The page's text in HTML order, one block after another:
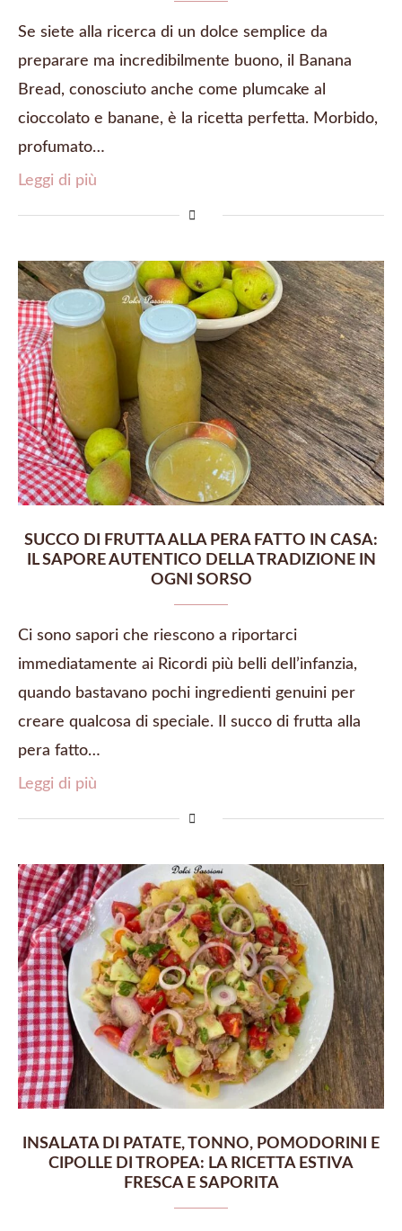
Se siete alla ricerca di un dolce semplice da
preparare ma incredibilmente buono, il Banana
Bread, conosciuto anche come plumcake al
cioccolato e banane, è la ricetta perfetta. Morbido,
profumato…
Leggi di più
SUCCO DI FRUTTA ALLA PERA FATTO IN CASA:
IL SAPORE AUTENTICO DELLA TRADIZIONE IN
OGNI SORSO
Ci sono sapori che riescono a riportarci
immediatamente ai Ricordi più belli dell’infanzia,
quando bastavano pochi ingredienti genuini per
creare qualcosa di speciale. Il succo di frutta alla
pera fatto…
Leggi di più
INSALATA DI PATATE, TONNO, POMODORINI E
CIPOLLE DI TROPEA: LA RICETTA ESTIVA
FRESCA E SAPORITA